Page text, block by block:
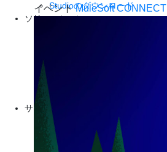
イベント MuleSoft CONNECT
Studioのダウンロード
ソリューション
通信・メディア
サービス
トレーニング (英語)
Certification (英語)
MuleSoft Catalyst (英語)